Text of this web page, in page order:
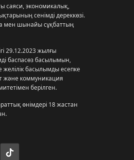
саяси, экономикалық,
сенімді дереккөзі.
мен шынайы сұқбаттың
29.12.2023 жылғы
баспасөз басылымын,
желілік басылымды есепке
және коммуникация
берілген.
өнімдері 18 жастан